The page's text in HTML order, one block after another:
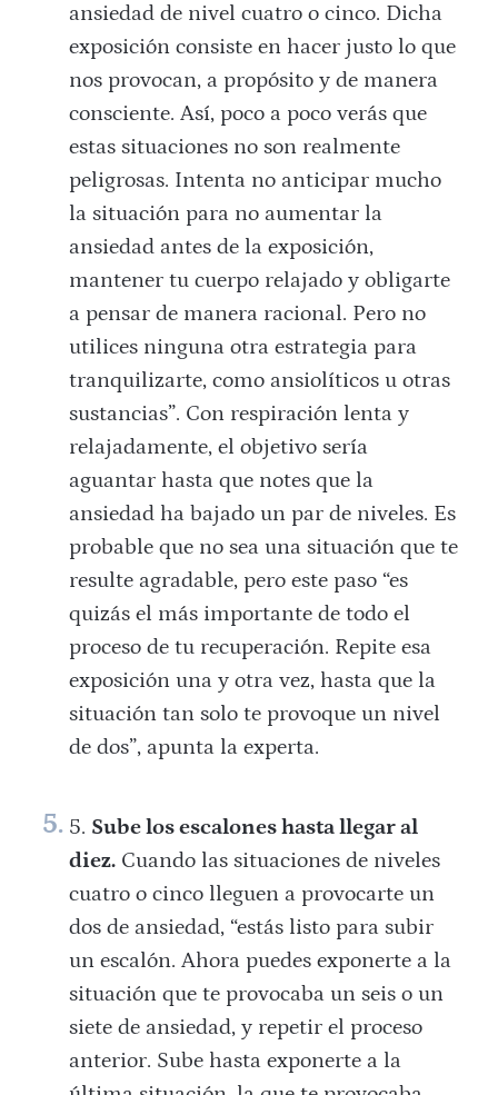
ansiedad de nivel cuatro o cinco. Dicha
exposición consiste en hacer justo lo que
nos provocan, a propósito y de manera
consciente. Así, poco a poco verás que
estas situaciones no son realmente
peligrosas. Intenta no anticipar mucho
la situación para no aumentar la
ansiedad antes de la exposición,
mantener tu cuerpo relajado y obligarte
a pensar de manera racional. Pero no
utilices ninguna otra estrategia para
tranquilizarte, como ansiolíticos u otras
sustancias”. Con respiración lenta y
relajadamente, el objetivo sería
aguantar hasta que notes que la
ansiedad ha bajado un par de niveles. Es
probable que no sea una situación que te
resulte agradable, pero este paso “es
quizás el más importante de todo el
proceso de tu recuperación. Repite esa
exposición una y otra vez, hasta que la
situación tan solo te provoque un nivel
de dos”, apunta la experta.
Sube los escalones hasta llegar al
diez.Cuando las situaciones de niveles
cuatro o cinco lleguen a provocarte un
dos de ansiedad, “estás listo para subir
un escalón. Ahora puedes exponerte a la
situación que te provocaba un seis o un
siete de ansiedad, y repetir el proceso
anterior. Sube hasta exponerte a la